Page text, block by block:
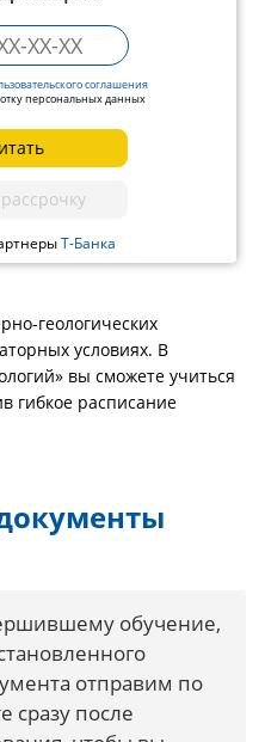
соглашения
персональных данных
Т-Банка
геологических
условиях. В
вы сможете учиться
гибкое расписание
обучение,
отправим по
сразу после